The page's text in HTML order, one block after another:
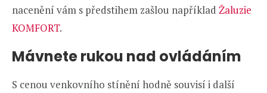
nacenění vám s předstihem zašlou například Žaluzie
KOMFORT.
Mávnete rukou nad ovládáním
S cenou venkovního stínění hodně souvisí i další